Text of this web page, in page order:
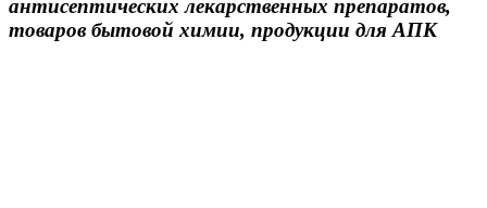
антисептических лекарственных препаратов,
товаров бытовой химии, продукции для АПК